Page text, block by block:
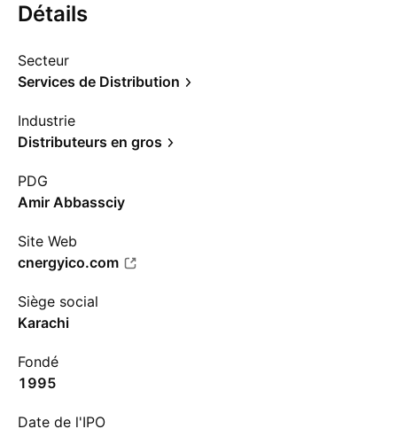
Détails
Secteur
Services de Distribution
Industrie
Distributeurs en gros
PDG
Amir Abbassciy
Site Web
cnergyico.com
Siège social
Karachi
Fondé
1995
Date de l'IPO